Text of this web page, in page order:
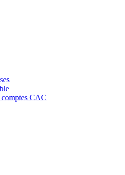
CAC